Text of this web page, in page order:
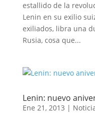
estallido de la
Lenin en su exilio
exiliados, libra una
Rusia, cosa que...
Lenin: nuevo
Ene 21, 2013 |